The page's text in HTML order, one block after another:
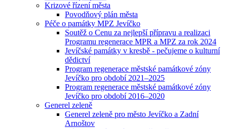
Krizové řízení města
Povodňový plán města
Péče o památky MPZ Jevíčko
Soutěž o Cenu za nejlepší přípravu a realizaci
Programu regenerace MPR a MPZ za rok 2024
Jevíčské památky v kresbě - pečujeme o kulturní
dědictví
Program regenerace městské památkové zóny
Jevíčko pro období 2021–2025
Program regenerace městské památkové zóny
Jevíčko pro období 2016–2020
Generel zeleně
Generel zeleně pro město Jevíčko a Zadní
Arnoštov